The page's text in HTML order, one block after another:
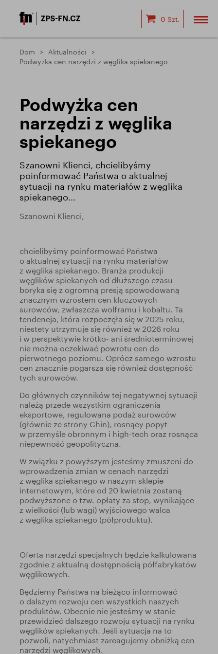
0 Szt.
Dom
Aktualności
Podwyżka cen narzędzi z węglika spiekanego
Podwyżka cen
narzędzi z węglika
spiekanego
Szanowni Klienci, chcielibyśmy
poinformować Państwa o aktualnej
sytuacji na rynku materiałów z węglika
spiekanego...
Szanowni Klienci,
chcielibyśmy poinformować Państwa
o aktualnej sytuacji na rynku materiałów
z węglika spiekanego. Branża produkcji
węglików spiekanych od dłuższego czasu
boryka się z ogromną presją spowodowaną
znacznym wzrostem cen kluczowych
surowców, zwłaszcza wolframu i kobaltu. Ta
tendencja, która rozpoczęła się w 2025 roku,
niestety utrzymuje się również w 2026 roku
i w perspektywie krótko- ani średnioterminowej
nie można oczekiwać powrotu cen do
pierwotnego poziomu. Oprócz samego wzrostu
cen znacznie pogarsza się również dostępność
tych surowców.
Do głównych czynników tej negatywnej sytuacji
należą przede wszystkim ograniczenia
eksportowe, regulowana podaż surowców
(głównie ze strony Chin), rosnący popyt
w przemyśle obronnym i high-tech oraz rosnąca
niepewność geopolityczna.
W związku z powyższym jesteśmy zmuszeni do
wprowadzenia zmian w cenach narzędzi
z węglika spiekanego w naszym sklepie
internetowym, które od 20 kwietnia zostaną
podwyższone o tzw. opłaty za stop, wynikające
z wielkości (lub wagi) wyjściowego walca
z węglika spiekanego (półproduktu).
Oferta narzędzi specjalnych będzie kalkulowana
zgodnie z aktualną dostępnością półfabrykatów
węglikowych.
Będziemy Państwa na bieżąco informować
o dalszym rozwoju cen wszystkich naszych
produktów. Obecnie nie jesteśmy w stanie
przewidzieć dalszego rozwoju sytuacji na rynku
węglików spiekanych. Jeśli sytuacja na to
pozwoli, natychmiast zareagujemy obniżką cen
narzędzi węglikowych.